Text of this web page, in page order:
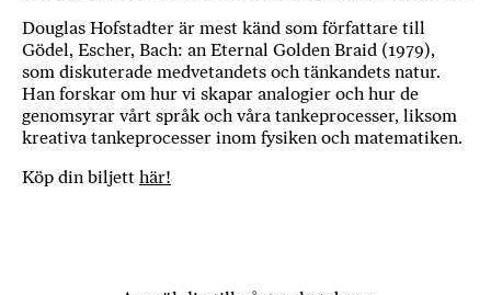
Douglas Hofstadter är mest känd som författare till
Gödel, Escher, Bach: an Eternal Golden Braid (1979),
som diskuterade medvetandets och tänkandets natur.
Han forskar om hur vi skapar analogier och hur de
genomsyrar vårt språk och våra tankeprocesser, liksom
kreativa tankeprocesser inom fysiken och matematiken.
Köp din biljett här!